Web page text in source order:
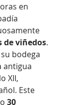
en
de viñedos.
bodega
antigua
XII,
Este
30